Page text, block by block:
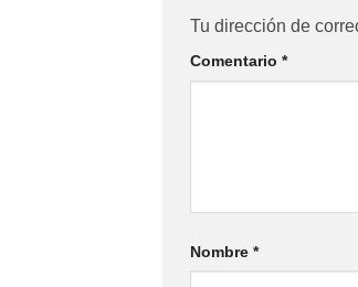
Tu dirección de
Comentario *
Nombre *